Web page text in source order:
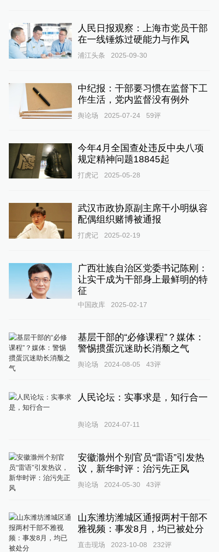
人民日报观察：上海市党员干部
在一线锤炼过硬能力与作风
浦江头条 2025-09-30
中纪报：干部要习惯在监督下工
作生活，党内监督没有例外
舆论场 2025-07-24 59评
今年4月全国查处违反中央八项
规定精神问题18845起
打虎记 2025-05-28
武汉市政协原副主席干小明纵容
配偶组织赌博被通报
打虎记 2025-02-19
广西壮族自治区党委书记陈刚：
让实干成为干部身上最鲜明的特
征
中国政库 2025-02-17
基层干部的“必修课程”？媒体：
警惕掼蛋沉迷助长消颓之气
舆论场 2024-08-05 43评
人民论坛：实事求是，知行合一
舆论场 2024-07-11
安徽滁州个别官员“雷语”引发热
议，新华时评：治污先正风
舆论场 2024-05-30 43评
山东潍坊潍城区通报两村干部不
雅视频：事发8月，均已被处分
直击现场 2023-10-08 232评